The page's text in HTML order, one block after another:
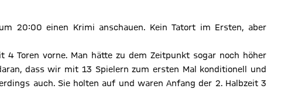
20:00 einen Krimi anschauen. Kein Tatort im Ersten, aber
Toren vorne. Man hätte zu dem Zeitpunkt sogar noch höher
dass wir mit 13 Spielern zum ersten Mal konditionell und
auch. Sie holten auf und waren Anfang der 2. Halbzeit 3